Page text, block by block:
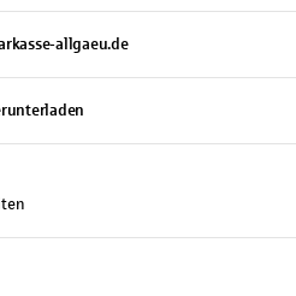
allgaeu.de